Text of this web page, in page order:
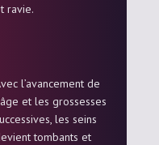
ravie.
l’avancement de
et les grossesses
les seins
tombants et